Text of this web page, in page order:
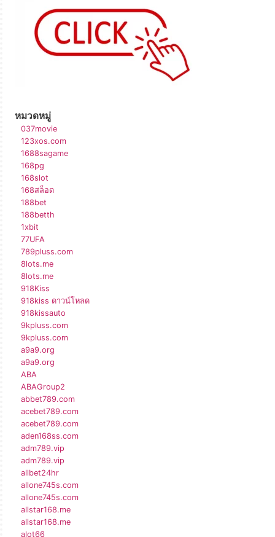
หมวดหมู่
037movie
123xos.com
1688sagame
168pg
168slot
168สล็อต
188bet
188betth
1xbit
77UFA
789pluss.com
8lots.me
8lots.me
918Kiss
918kiss ดาวน์โหลด
918kissauto
9kpluss.com
9kpluss.com
a9a9.org
a9a9.org
ABA
ABAGroup2
abbet789.com
acebet789.com
acebet789.com
aden168ss.com
adm789.vip
adm789.vip
allbet24hr
allone745s.com
allone745s.com
allstar168.me
allstar168.me
alot66